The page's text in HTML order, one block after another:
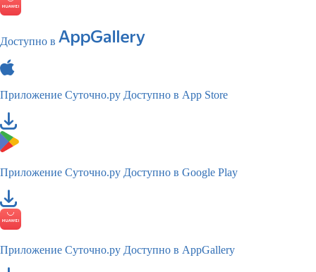
Доступно в
Приложение Суточно.ру Доступно в App Store
Приложение Суточно.ру Доступно в Google Play
Приложение Суточно.ру Доступно в AppGallery